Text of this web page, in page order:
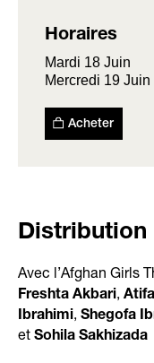
Horaires
Mardi 18 Juin
Mercredi 19 Juin
Acheter
Distribution
Avec l’Afghan Girls
Freshta Akbari,
Ibrahimi, Shegofa
et Sohila Sakhizada